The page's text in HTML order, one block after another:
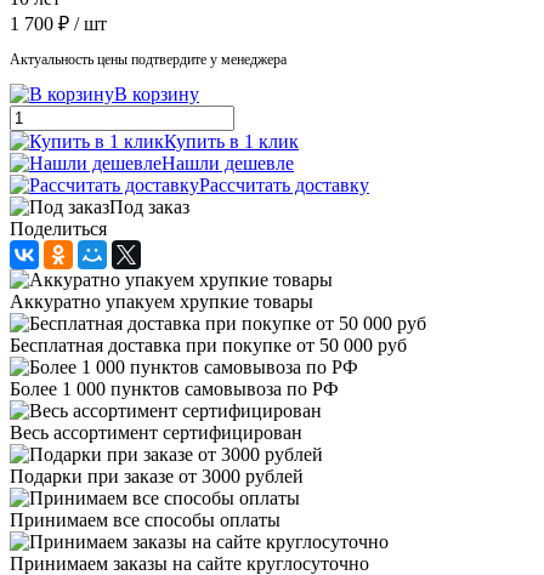
1 700 ₽ / шт
Актуальность цены подтвердите у менеджера
В корзину
Купить в 1 клик
Нашли дешевле
Рассчитать доставку
Под заказ
Поделиться
Аккуратно упакуем хрупкие товары
Бесплатная доставка при покупке от 50 000 руб
Более 1 000 пунктов самовывоза по РФ
Весь ассортимент сертифицирован
Подарки при заказе от 3000 рублей
Принимаем все способы оплаты
Принимаем заказы на сайте круглосуточно